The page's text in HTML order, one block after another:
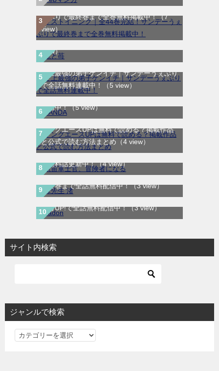
ラストイニング｜全44巻完結！サンデーう
ぇぶりで最終巻まで全巻無料掲載中！（7
view）
龍と苺｜最新刊第4巻！全巻無料で読める公
式マンガアプリ＿サンデーうぇぶり（6
view）
史上最強の弟子ケンイチ｜サンデーうぇぶり
で全話無料連載中！
（5 view）
SANDA｜最新刊第3巻！マンガBANGで無料
配信中！（5 view）
ヤングエースUPは無料で読める？掲載作品
と公式で読む方法まとめ （4 view）
航宙軍士官、冒険者になる｜最新刊第6巻！
第5巻まで無料で読めるマンガアプリ！※順
次無料話更新中！（4 view）
妹先生 渚｜全5巻完結！サンデーうぇぶりで
最終巻まで全話無料配信中！（3 view）
BADON-バードン-｜最新刊第8巻連載中！マ
ンガUP!で全話無料配信中！（3 view）
サイト内検索
ジャンルで検索
ジ